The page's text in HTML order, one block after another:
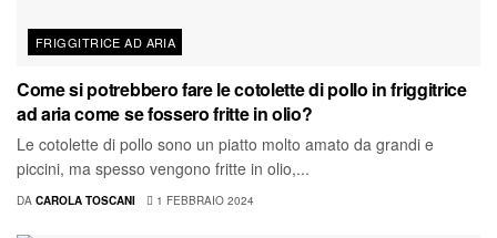
FRIGGITRICE AD ARIA
Come si potrebbero fare le cotolette di pollo in friggitrice
ad aria come se fossero fritte in olio?
Le cotolette di pollo sono un piatto molto amato da grandi e
piccini, ma spesso vengono fritte in olio,...
DA CAROLA TOSCANI 1 FEBBRAIO 2024